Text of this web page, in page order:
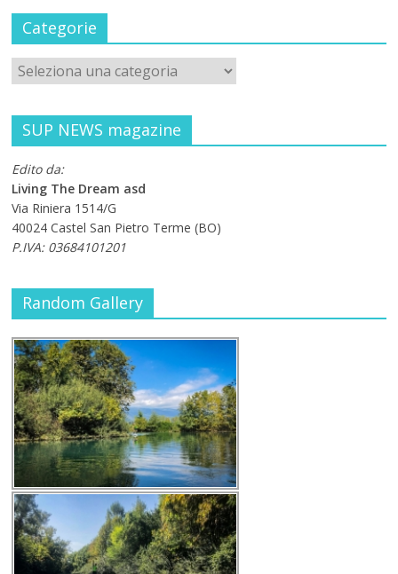
Categorie
SUP NEWS magazine
Edito da:
Living The Dream asd
Via Riniera 1514/G
40024 Castel San Pietro Terme (BO)
P.IVA: 03684101201
Random Gallery